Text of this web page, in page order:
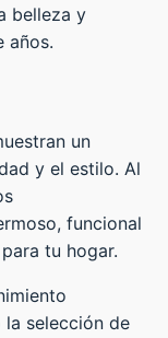
belleza y
años.
un
y el estilo. Al
funcional
tu hogar.
selección de